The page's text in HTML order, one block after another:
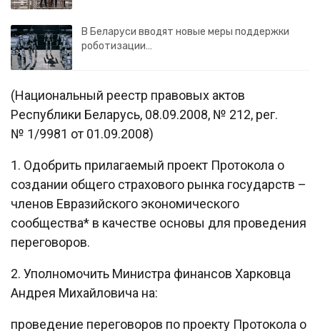
В Беларуси вводят новые меры поддержки
роботизации…
(Национальный реестр правовых актов
Республики Беларусь, 08.09.2008, № 212, рег.
№ 1/9981 от 01.09.2008)
1. Одобрить прилагаемый проект Протокола о
создании общего страхового рынка государств –
членов Евразийского экономического
сообщества* в качестве основы для проведения
переговоров.
2. Уполномочить Министра финансов Харковца
Андрея Михайловича на:
проведение переговоров по проекту Протокола о